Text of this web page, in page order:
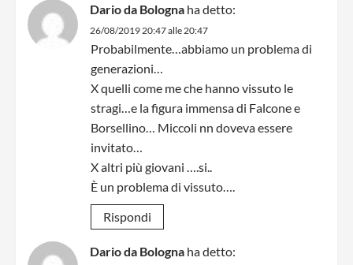
Dario da Bologna ha detto:
26/08/2019 20:47 alle 20:47
Probabilmente…abbiamo un problema di
generazioni…
X quelli come me che hanno vissuto le
stragi…e la figura immensa di Falcone e
Borsellino… Miccoli nn doveva essere
invitato…
X altri più giovani ….si..
È un problema di vissuto….
Rispondi
Dario da Bologna ha detto: